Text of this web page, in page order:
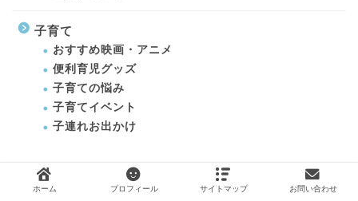
子育て
おすすめ映画・アニメ
便利育児グッズ
子育ての悩み
子育てイベント
子連れお出かけ
アーカイブ
ホーム プロフィール サイトマップ お問い合わせ